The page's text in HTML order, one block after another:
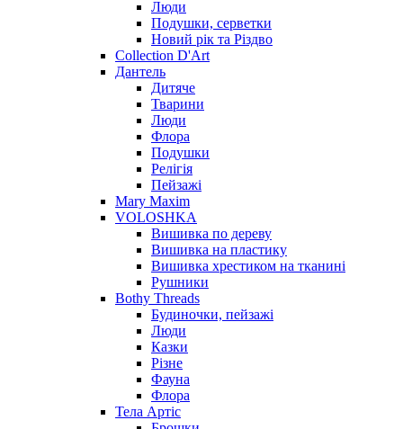
Люди
Подушки, серветки
Новий рік та Різдво
Collection D'Art
Дантель
Дитяче
Тварини
Люди
Флора
Подушки
Релігія
Пейзажі
Mary Maxim
VOLOSHKA
Вишивка по дереву
Вишивка на пластику
Вишивка хрестиком на тканині
Рушники
Bothy Threads
Будиночки, пейзажі
Люди
Казки
Різне
Фауна
Флора
Тела Артіс